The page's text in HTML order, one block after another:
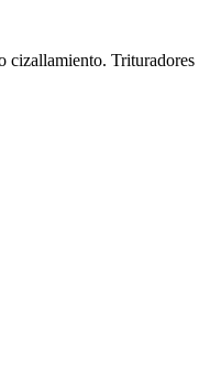
cizallamiento. Trituradores